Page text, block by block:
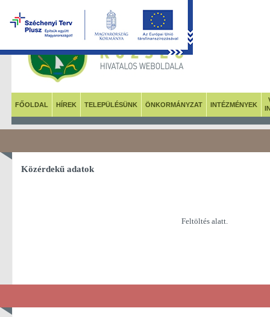
FŐOLDAL HÍREK TELEPÜLÉSÜNK ÖNKORMÁNYZAT INTÉZMÉNYEK
Közérdekű adatok
Feltöltés alatt.